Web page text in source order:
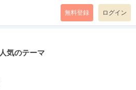
無料登録 ログイン
人気のテーマ